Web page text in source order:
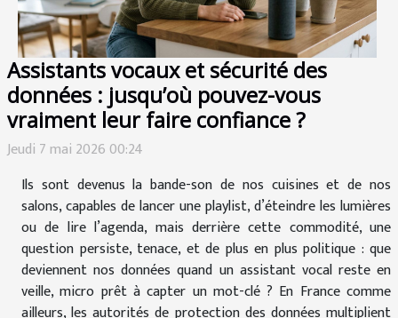
Assistants vocaux et sécurité des
données : jusqu’où pouvez-vous
vraiment leur faire confiance ?
Jeudi 7 mai 2026 00:24
Ils sont devenus la bande-son de nos cuisines et de nos
salons, capables de lancer une playlist, d’éteindre les lumières
ou de lire l’agenda, mais derrière cette commodité, une
question persiste, tenace, et de plus en plus politique : que
deviennent nos données quand un assistant vocal reste en
veille, micro prêt à capter un mot-clé ? En France comme